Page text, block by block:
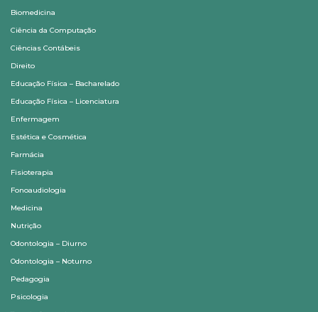
Biomedicina
Ciência da Computação
Ciências Contábeis
Direito
Educação Física – Bacharelado
Educação Física – Licenciatura
Enfermagem
Estética e Cosmética
Farmácia
Fisioterapia
Fonoaudiologia
Medicina
Nutrição
Odontologia – Diurno
Odontologia – Noturno
Pedagogia
Psicologia